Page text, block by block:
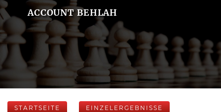
ACCOUNT BEHLAH
STARTSEITE EINZELERGEBNISSE